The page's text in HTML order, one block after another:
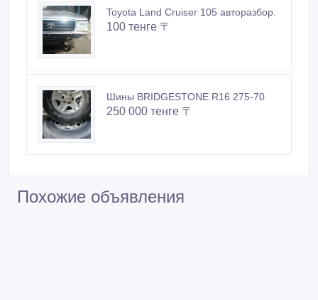
Toyota Land Cruiser 105 авторазбор.
100 тенге 〒
Шины BRIDGESTONE R16 275-70
250 000 тенге 〒
Похожие объявления